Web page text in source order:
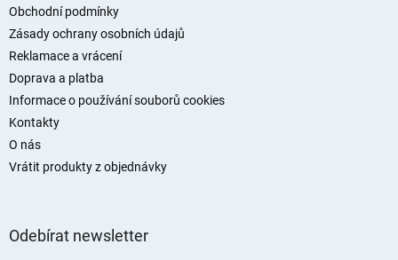
Obchodní podmínky
Zásady ochrany osobních údajů
Reklamace a vrácení
Doprava a platba
Informace o používání souborů cookies
Kontakty
O nás
Vrátit produkty z objednávky
Odebírat newsletter